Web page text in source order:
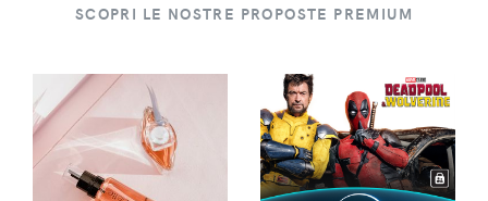
SCOPRI LE NOSTRE PROPOSTE PREMIUM